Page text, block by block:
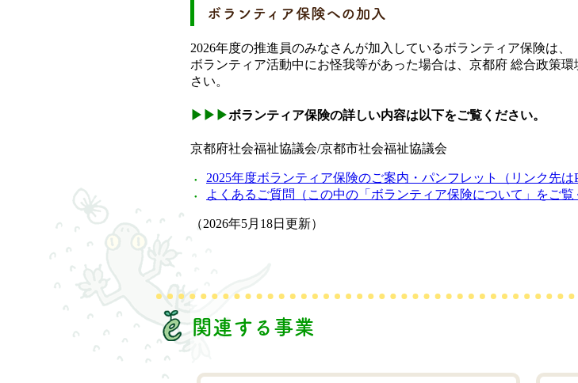
ボランティア保険への加入
2026年度の推進員のみなさんが加入しているボランティア保険は
ボランティア活動中にお怪我等があった場合は、京都府 総合政策
さい。
▶▶ ▶ボランティア保険の詳しい内容は以下をご覧ください。
京都府社会福祉協議会/京都市社会福祉協議会
2025年度ボランティア保険のご案内・パンフレット（リンク先は
よくあるご質問（この中の「ボランティア保険について」をご覧
（2026年5月18日更新）
関連する事業